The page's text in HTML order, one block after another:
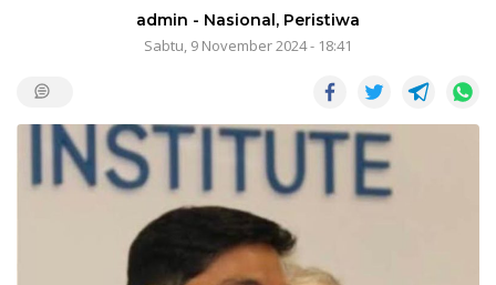
admin - Nasional, Peristiwa
Sabtu, 9 November 2024 - 18:41